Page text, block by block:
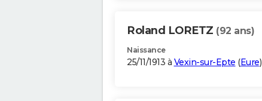
Roland LORETZ (92 ans)
Naissance
25/11/1913 à Vexin-sur-Epte (Eure)